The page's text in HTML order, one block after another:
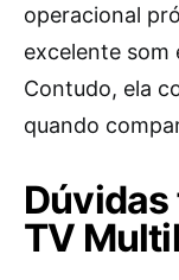
operacional
excelente som
Contudo, ela
quando
TV